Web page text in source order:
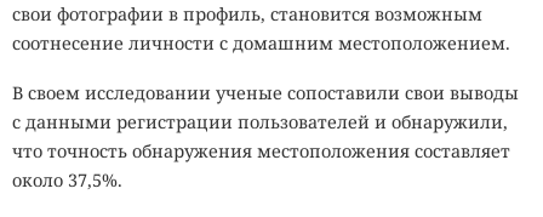
свои фотографии в профиль, становится возможным
соотнесение личности с домашним местоположением.
В своем исследовании ученые сопоставили свои выводы
с данными регистрации пользователей и обнаружили,
что точность обнаружения местоположения составляет
около 37,5%.